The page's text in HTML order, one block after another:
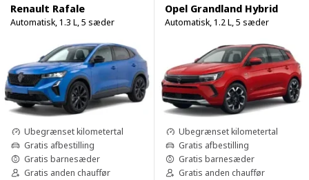
Renault Rafale
Automatisk, 1.3 L, 5 sæder
Ubegrænset kilometertal
Gratis afbestilling
Gratis barnesæder
Gratis anden chauffør
Opel Grandland Hybrid
Automatisk, 1.2 L, 5 sæder
Ubegrænset kilometertal
Gratis afbestilling
Gratis barnesæder
Gratis anden chauffør